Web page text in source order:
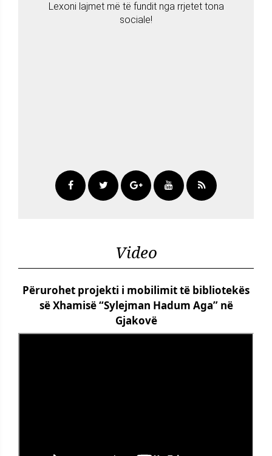
Lexoni lajmet më të fundit nga rrjetet tona
sociale!
Video
Përurohet projekti i mobilimit të bibliotekës
së Xhamisë “Sylejman Hadum Aga” në
Gjakovë